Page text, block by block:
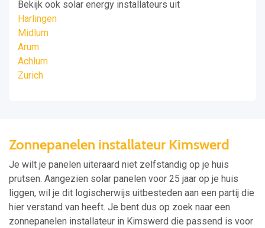
Bekijk ook solar energy installateurs uit
Harlingen
Midlum
Arum
Achlum
Zurich
Zonnepanelen installateur Kimswerd
Je wilt je panelen uiteraard niet zelfstandig op je huis
prutsen. Aangezien solar panelen voor 25 jaar op je huis
liggen, wil je dit logischerwijs uitbesteden aan een partij die
hier verstand van heeft. Je bent dus op zoek naar een
zonnepanelen installateur in Kimswerd die passend is voor